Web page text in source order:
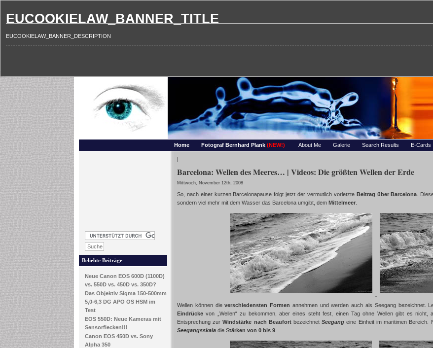
EUCOOKIELAW_BANNER_TITLE
EUCOOKIELAW_BANNER_DESCRIPTION
Home Fotograf Bernhard Plank (NEW!) About Me Galerie Search Results E-Cards
Beliebte Beiträge
Neue Canon EOS 600D (1100D)
vs. 550D vs. 450D vs. 350D?
Das Objektiv Sigma 150-500mm
5,0-6,3 DG APO OS HSM im
Test
EOS 550D: Neue Kameras mit
Sensorflecken!!!
Canon EOS 450D vs. Sony
Alpha 350
|
Barcelona: Wellen des Meeres… | Videos: Die größten Wellen der Erde
Mittwoch, November 12th, 2008
So, nach einer kurzen Barcelonapause folgt jetzt der vermutlich vorletzteBeitrag über Barcelona .
sondern viel mehr mit dem Wasser das Barcelona umgibt, dem Mittelmeer
Wellen können dieverschiedensten Formen annehmen und werden auch als Seegang bezeichnet.
Eindrücke von „Wellen“ zu bekommen, aber eines steht fest, einen Tag ohne Wellen gibt es
Entsprechung zurWindstärke nach Beaufortbezeichnet Seegang eine Einheit im maritimen
Seegangsskala die Stärken von 0 bis 9